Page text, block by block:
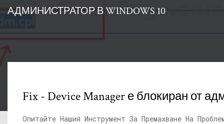
АДМИНИСТРАТОР В WINDOWS 10
Fix - Device Manager е блокиран от
Опитайте Нашия Инструмент За Премахване На